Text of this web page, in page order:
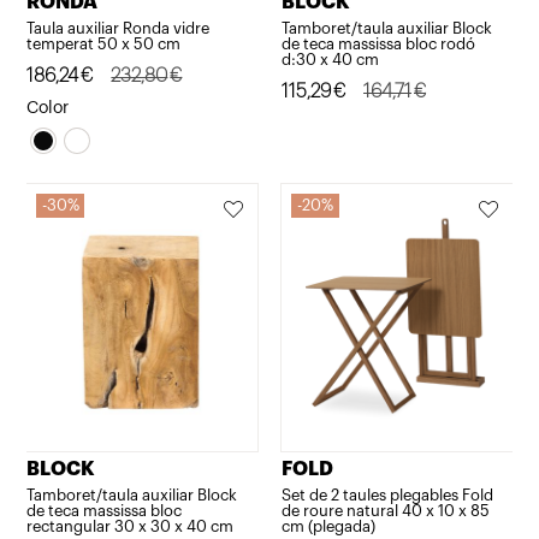
Taula auxiliar Ronda vidre
temperat 50 x 50 cm
232,80€
El
preu
original
232,80€.
186,24€
El
preu
actual
186,24€.
Color
Tamboret/taula auxiliar Block
de teca massissa bloc rodó
d:30 x 40 cm
164,71€
El
164,71€.
115,29€
El
115,29€.
30%
BLOCK
Tamboret/taula auxiliar Block
de teca massissa bloc
rectangular 30 x 30 x 40 cm
20%
FOLD
Set de 2 taules plegables Fold
de roure natural 40 x 10 x 85
cm (plegada)